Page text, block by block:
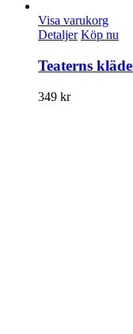
Visa varukorg
Detaljer Köp nu
Teaterns
349 kr